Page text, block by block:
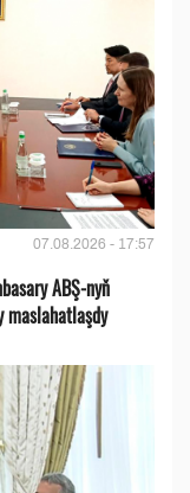
07.08.2026 - 17:57
ABŞ-nyň